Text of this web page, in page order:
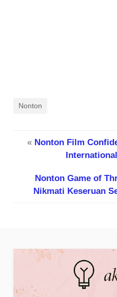
Nonton
« Nonton Film
Nonton Game of
Nikmati Keseruan